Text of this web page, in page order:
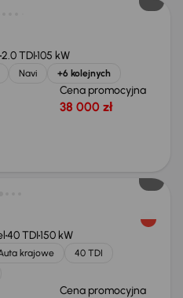
2.0 TDI105 kW
Navi +6 kolejnych
Cena promocyjna
38 000 zł
40 TDI150 kW
krajowe
40 TDI
Cena promocyjna